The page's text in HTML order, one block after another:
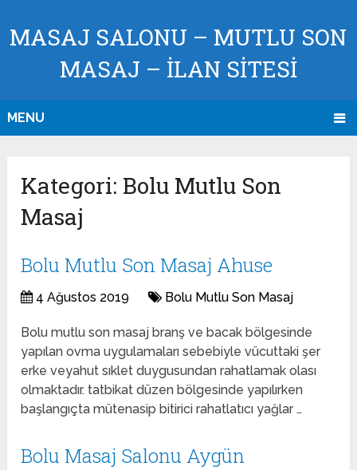
MASAJ SALONU – MUTLU SON
MASAJ – İLAN SİTESİ
MENU
Kategori: Bolu Mutlu Son
Masaj
Bolu Mutlu Son Masaj Ahuse
4 Ağustos 2019 Bolu Mutlu Son Masaj
Bolu mutlu son masaj branş ve bacak bölgesinde
yapılan ovma uygulamaları sebebiyle vücuttaki şer
erke veyahut sıklet duygusundan rahatlamak olası
olmaktadır. tatbikat düzen bölgesinde yapılırken
başlangıçta mütenasip bitirici rahatlatıcı yağlar …
Bolu Masaj Salonu Aygün